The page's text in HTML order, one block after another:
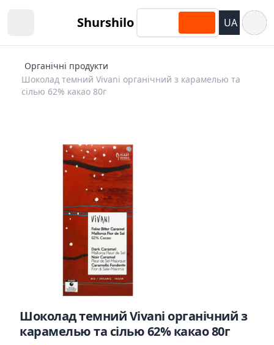
Shurshilo UA
Органічні продукти
Шоколад темний Vivani органічний з карамелью та
сілью 62% какао 80г
Шоколад темний Vivani органічний з
карамелью та сілью 62% какао 80г